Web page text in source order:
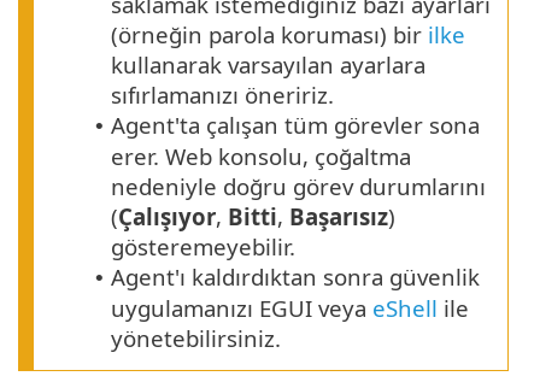
(örneğin parola koruması) bir ilke
kullanarak varsayılan ayarlara
sıfırlamanızı öneririz.
• Agent'ta çalışan tüm görevler sona
erer. Web konsolu, çoğaltma
nedeniyle doğru görev durumlarını
(Çalışıyor, Bitti, Başarısız)
gösteremeyebilir.
• Agent'ı kaldırdıktan sonra güvenlik
uygulamanızı EGUI veya eShell ile
yönetebilirsiniz.